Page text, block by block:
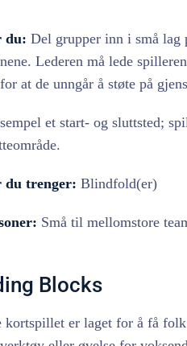
du: Del grupper inn i små lag
Lederen må lede
at de unngår å støte på
et start- og sluttsted;
du trenger: Blindfold(er)
Små til mellomstore
Blocks
kortspillet er laget for å få